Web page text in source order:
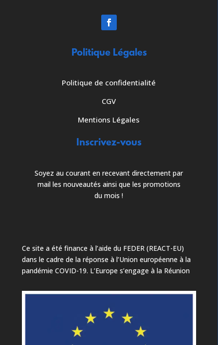
Politique Légales
Politique de confidentialité
CGV
Mentions Légales
Inscrivez-vous
Soyez au courant en recevant directement par
mail les nouveautés ainsi que les promotions
du mois !
Ce site a été finance à l’aide du FEDER (REACT-EU)
dans le cadre de la réponse à l’Union européenne à la
pandémie COVID-19. L’Europe s’engage à la Réunion